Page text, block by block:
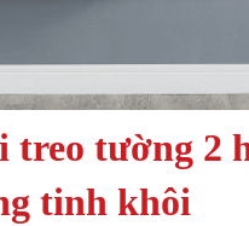
treo tường 2
tinh khôi